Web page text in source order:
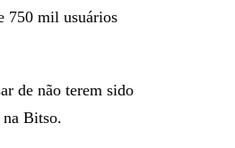
750 mil usuários
de não terem sido
na Bitso.